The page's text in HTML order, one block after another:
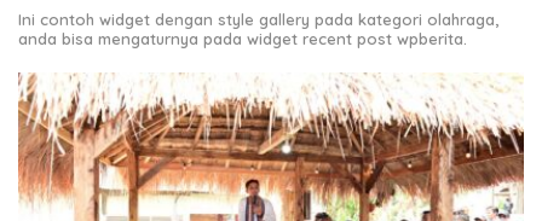
Ini contoh widget dengan style gallery pada kategori olahraga,
anda bisa mengaturnya pada widget recent post wpberita.